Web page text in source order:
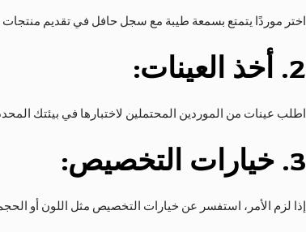
اختر موردًا يتمتع بسمعة طيبة مع سجل حافل في تقديم منتجات
2. أخذ العينات:
اطلب عينات من الموردين المحتملين لاختبارها في بيئتك
3. خيارات التخصيص:
إذا لزم الأمر، استفسر عن خيارات التخصيص مثل اللون أو